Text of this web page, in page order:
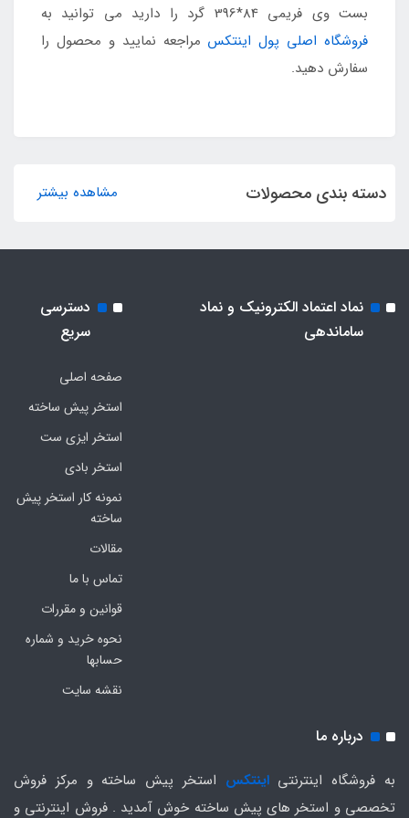
بست وی فریمی 84*396 گرد را دارید می توانید به
فروشگاه اصلی پول اینتکس مراجعه نمایید و محصول را
سفارش دهید.
دسته بندی محصولات مشاهده بیشتر
نماد اعتماد الکترونیک و نماد
ساماندهی
دسترسی
سریع
صفحه اصلی
استخر پیش ساخته
استخر ایزی ست
استخر بادی
نمونه کار استخر پیش
ساخته
مقالات
تماس با ما
قوانین و مقررات
نحوه خرید و شماره
حسابها
نقشه سایت
درباره ما
به فروشگاه اینترنتیاینتکس استخر پیش ساخته و مرکز فروش
تخصصی و استخر های پیش ساخته خوش آمدید . فروش اینترنتی و